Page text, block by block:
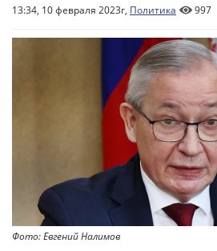
13:34, 10 февраля 2023г, Политика 997
Фото: Евгений Налимов